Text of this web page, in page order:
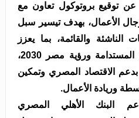
عن توقيع بروتوكول تعاون مع
الأعمال، بهدف تيسير سبل
الناشئة والقائمة، بما يعزز
جهود الدولة لتحقيق التنمية المستدامة ورؤية مصر 2030،
الاقتصاد المصري وتمكين
وريادة الأعمال.
البنك الأهلي المصري